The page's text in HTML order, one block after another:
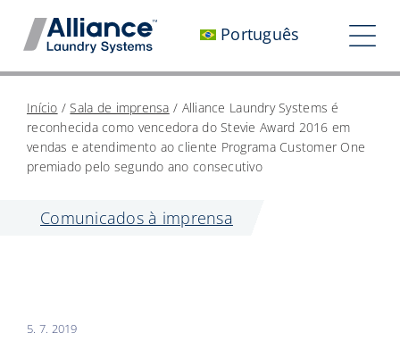
para
Português
Trabalhe conosco
Carreiras
Investidores
Início /Sala de imprensa / Alliance Laundry Systems é
reconhecida como vencedora do Stevie Award 2016 em
vendas e atendimento ao cliente Programa Customer One
premiado pelo segundo ano consecutivo
Comunicados à imprensa
5. 7. 2019